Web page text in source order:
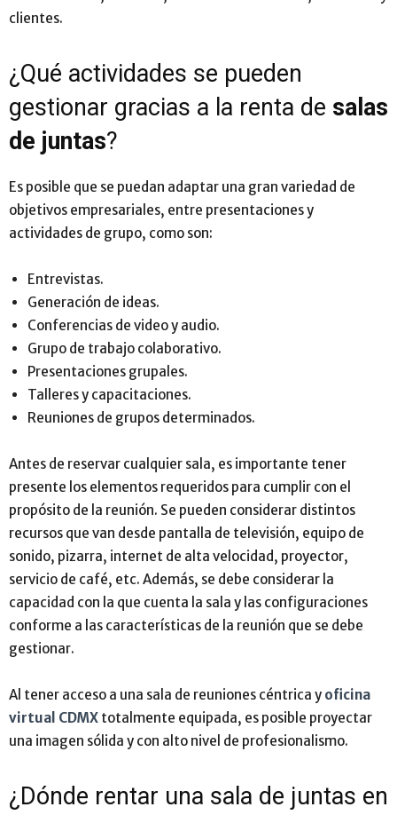
clientes.
¿Qué actividades se pueden
gestionar gracias a la renta de salas
de juntas?
Es posible que se puedan adaptar una gran variedad de
objetivos empresariales, entre presentaciones y
actividades de grupo, como son:
Entrevistas.
Generación de ideas.
Conferencias de video y audio.
Grupo de trabajo colaborativo.
Presentaciones grupales.
Talleres y capacitaciones.
Reuniones de grupos determinados.
Antes de reservar cualquier sala, es importante tener
presente los elementos requeridos para cumplir con el
propósito de la reunión. Se pueden considerar distintos
recursos que van desde pantalla de televisión, equipo de
sonido, pizarra, internet de alta velocidad, proyector,
servicio de café, etc. Además, se debe considerar la
capacidad con la que cuenta la sala y las configuraciones
conforme a las características de la reunión que se debe
gestionar.
Al tener acceso a una sala de reuniones céntrica y oficina
virtual CDMX totalmente equipada, es posible proyectar
una imagen sólida y con alto nivel de profesionalismo.
¿Dónde rentar una sala de juntas en